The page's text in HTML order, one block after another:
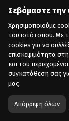
Σεβόμαστε την
Χρησιμοποιούμε
του ιστότοπου. Με
cookies για να
επισκεψιμότητα
και του
συγκατάθεση σας
μας.
Απόρριψη όλων